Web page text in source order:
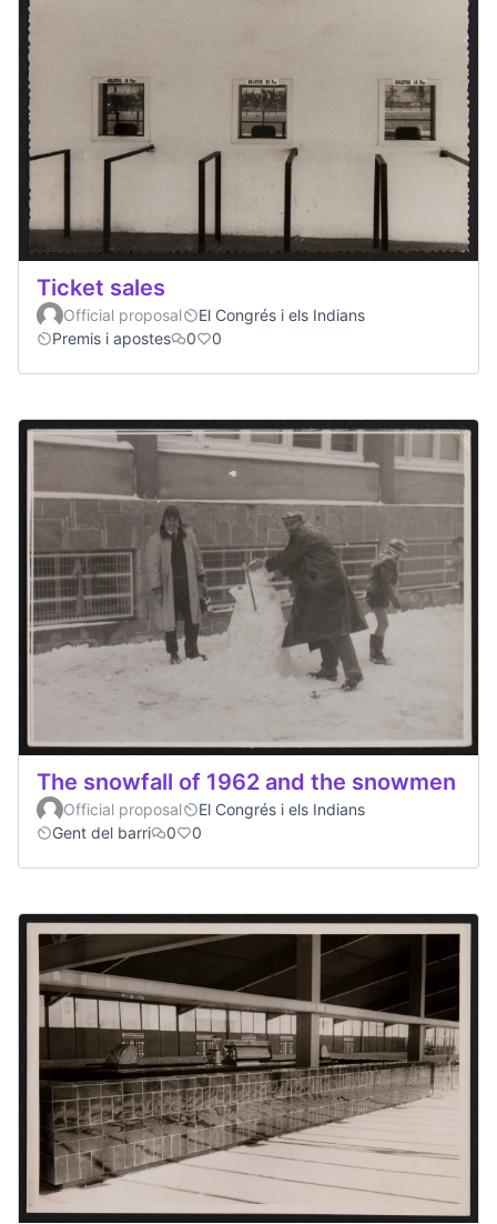
Ticket sales
Official proposal
El Congrés i els Indians
Premis i apostes
0 0
The snowfall of 1962 and the snowmen
Official proposal
El Congrés i els Indians
Gent del barri
0 0